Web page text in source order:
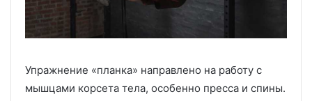
Упражнение «планка» направлено на работу с
мышцами корсета тела, особенно пресса и спины.